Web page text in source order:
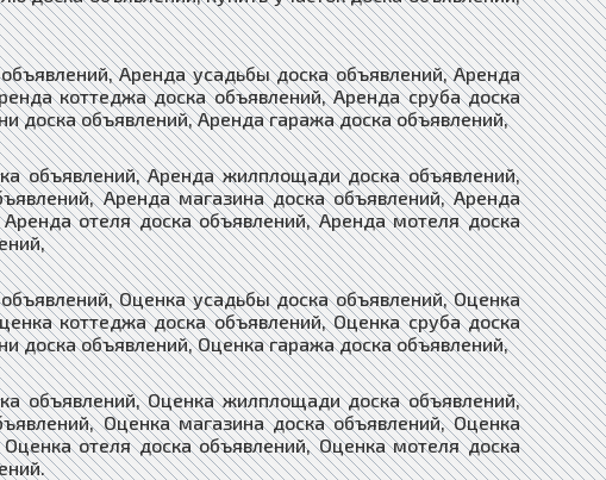
Аренда усадьбы доска объявлений, Аренда
коттеджа доска объявлений, Аренда сруба доска
доска объявлений, Аренда гаража доска объявлений,
объявлений, Аренда жилплощади доска объявлений,
Аренда магазина доска объявлений, Аренда
отеля доска объявлений, Аренда мотеля доска
Оценка усадьбы доска объявлений, Оценка
коттеджа доска объявлений, Оценка сруба доска
доска объявлений, Оценка гаража доска объявлений,
объявлений, Оценка жилплощади доска объявлений,
Оценка магазина доска объявлений, Оценка
отеля доска объявлений, Оценка мотеля доска